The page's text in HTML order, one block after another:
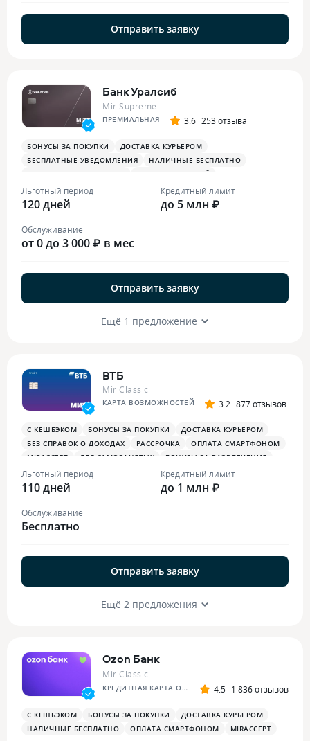
Отправить заявку
Банк Уралсиб
Mir Supreme
ПРЕМИАЛЬНАЯ 3.6 253 отзыва
БОНУСЫ ЗА ПОКУПКИ
ДОСТАВКА КУРЬЕРОМ
БЕСПЛАТНЫЕ УВЕДОМЛЕНИЯ
НАЛИЧНЫЕ БЕСПЛАТНО
БЕЗ СПРАВОК О ДОХОДАХ
ДЛЯ ПУТЕШЕСТВИЙ
ОПЛАТА СМАРТФОНОМ
MIRACCEPT
БИЗНЕС-ЗАЛЫ
БЕСПЛАТНАЯ ТУРИСТИЧЕСКАЯ СТРАХОВКА
Льготный период
120 дней
Кредитный лимит
до 5 млн ₽
Обслуживание
от 0 до 3 000 ₽ в мес
Отправить заявку
Ещё 1 предложение
ВТБ
Mir Classic
КАРТА ВОЗМОЖНОСТЕЙ 3.2 877 отзывов
С КЕШБЭКОМ БОНУСЫ ЗА ПОКУПКИ
ДОСТАВКА КУРЬЕРОМ
БЕЗ СПРАВОК О ДОХОДАХ
РАССРОЧКА
ОПЛАТА СМАРТФОНОМ
MIRACCEPT
ДЛЯ САМОЗАНЯТЫХ
БОНУСЫ ЗА РАЗВЛЕЧЕНИЯ
ПЛАТЕЖНЫЙ СТИКЕР
Льготный период
110 дней
Кредитный лимит
до 1 млн ₽
Обслуживание
Бесплатно
Отправить заявку
Ещё 2 предложения
Ozon Банк
Mir Classic
КРЕДИТНАЯ КАРТА OZON 4.5 1 836 отзывов
С КЕШБЭКОМ БОНУСЫ ЗА ПОКУПКИ
ДОСТАВКА КУРЬЕРОМ
НАЛИЧНЫЕ БЕСПЛАТНО
ОПЛАТА СМАРТФОНОМ MIRACCEPT